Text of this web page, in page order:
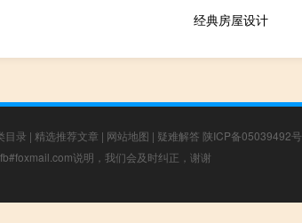
经典房屋设计
目录 | 精选推荐文章 | 网站地图 | 疑难解答 陕ICP备05039492号
说明，我们会及时纠正，谢谢